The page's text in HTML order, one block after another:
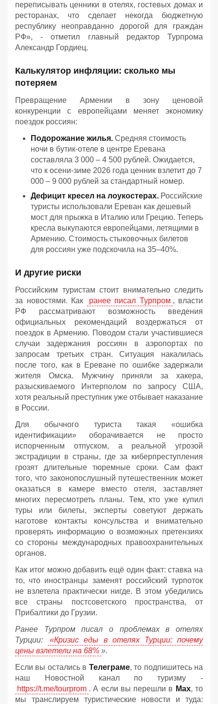
переписывать ценники в отелях, гостевых домах и
ресторанах, что сделает некогда бюджетную
республику неоправданно дорогой для граждан
РФ», - отметил главный редактор Турпрома
Александр Гордиец.
Калькулятор инфляции: сколько мы
потеряем
Превращение Армении в зону ценовой
конкуренции с европейцами меняет экономику
поездок россиян:
Подорожание жилья. Средняя стоимость
ночи в бутик-отеле в центре Еревана
составляла 3 000 – 4 500 рублей. Ожидается,
что к осени-зиме 2026 года ценник взлетит до 7
000 – 9 000 рублей за стандартный номер.
Дефицит кресел на лоукостерах. Российские
туристы использовали Ереван как дешевый
мост для прыжка в Италию или Грецию. Теперь
кресла выкупаются европейцами, летящими в
Армению. Стоимость стыковочных билетов
для россиян уже подскочила на 35–40%.
И другие риски
Российским туристам стоит внимательно следить
за новостями. Как
ранее писал Турпром , власти
РФ рассматривают возможность введения
официальных рекомендаций воздержаться от
поездок в Армению. Поводом стали участившиеся
случаи задержания россиян в аэропортах по
запросам третьих стран. Ситуация накалилась
после того, как в Ереване по ошибке задержали
жителя Омска. Мужчину приняли за хакера,
разыскиваемого Интерполом по запросу США,
хотя реальный преступник уже отбывает наказание
в России.
Для обычного туриста такая «ошибка
идентификации» оборачивается не просто
испорченным отпуском, а реальной угрозой
экстрадиции в страны, где за киберпреступления
грозят длительные тюремные сроки. Сам факт
того, что законопослушный путешественник может
оказаться в камере вместо отеля, заставляет
многих пересмотреть планы. Тем, кто уже купил
туры или билеты, эксперты советуют держать
наготове контакты консульства и внимательно
проверять информацию о возможных претензиях
со стороны международных правоохранительных
органов.
Как итог можно добавить ещё один факт: ставка на
то, что иностранцы заменят российский турпоток
не взлетела практически нигде. В этом убедились
все страны постсоветского пространства, от
Прибалтики до Грузии.
Ранее Турпром писал о проблемах в отелях
Турции:
«Кризис еды в отелях Турции: почему
цены взлетели на 68% ».
Если вы остались в Телеграме, то подпишитесь на
наш Новостной канал по туризму -
https://t.me/tourprom . А если вы перешли в Мах, то
мы транслируем туристические новости и туда: